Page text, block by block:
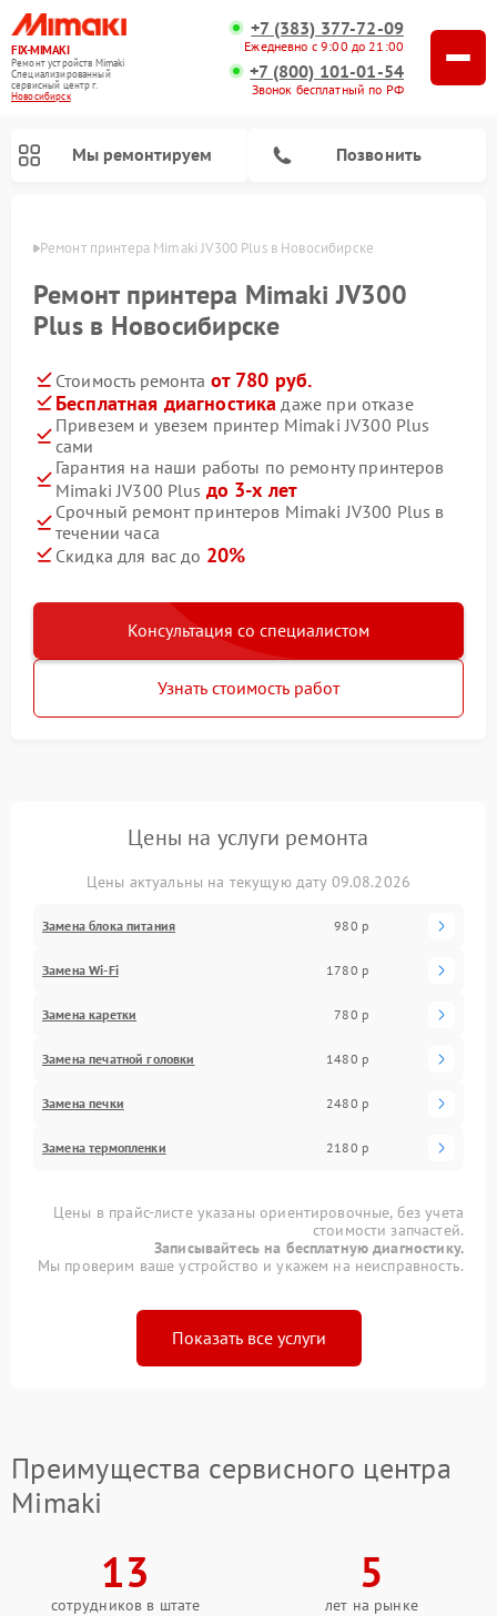
FIX-MIMAKI
Ремонт устройств Mimaki
Специализированный
cервисный центр г.
Новосибирск
+7 (383) 377-72-09
Ежедневно с 9:00 до 21:00
+7 (800) 101-01-54
Звонок бесплатный по РФ
Мы ремонтируем Позвонить
Ремонт принтера Mimaki JV300 Plus в Новосибирске
Ремонт принтера Mimaki JV300
Plus в Новосибирске
Стоимость ремонта от 780 руб.
Бесплатная диагностика даже при отказе
Привезем и увезем принтер Mimaki JV300 Plus
сами
Гарантия на наши работы по ремонту принтеров
Mimaki JV300 Plus до 3-х лет
Срочный ремонт принтеров Mimaki JV300 Plus в
течении часа
Скидка для вас до 20%
Консультация со специалистом
Узнать стоимость работ
Цены на услуги ремонта
Цены актуальны на текущую дату 09.08.2026
Замена блока питания 980 р
Замена Wi-Fi 1780 р
Замена каретки 780 р
Замена печатной головки 1480 р
Замена печки 2480 р
Замена термопленки 2180 р
Цены в прайс-листе указаны ориентировочные, без учета
стоимости запчастей.
Записывайтесь на бесплатную диагностику.
Мы проверим ваше устройство и укажем на неисправность.
Показать все услуги
Преимущества сервисного центра
Mimaki
13
сотрудников в штате
5
лет на рынке